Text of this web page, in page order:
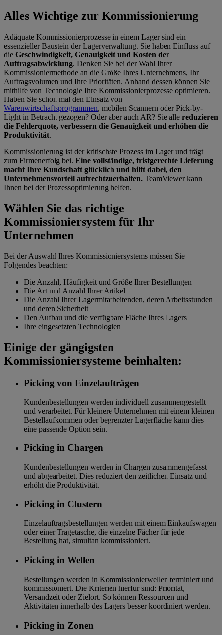
Alles Wichtige zur Kommissionierung
Adäquate Kommissionierprozesse in einem Lager sind ein
essenzieller Baustein der Lagerverwaltung. Sie haben Einfluss auf
die Geschwindigkeit, Genauigkeit und Kosten der
Auftragsabwicklung. Denken Sie bei der Wahl Ihrer
Kommissioniermethode an die Größe Ihres Unternehmens, Ihr
Auftragsvolumen und Ihre Prioritäten. Anhand dessen können Sie
mithilfe von Technologie Ihre Kommissionierprozesse optimieren.
Haben Sie schon mal den Einsatz von
Warenwirtschaftsprogrammen, mobilen Scannern oder Pick-by-
Light in Betracht gezogen? Oder aber auch AR? Sie alle reduzieren
die Fehlerquote, verbessern die Genauigkeit und erhöhen die
Produktivität.
Kommissionierung ist der kritischste Prozess im Lager und trägt
zum Firmenerfolg bei. Eine vollständige, fristgerechte Lieferung
macht Ihre Kundschaft glücklich und hilft dabei, den
Unternehmensvorteil aufrechtzuerhalten. TeamViewer kann
Ihnen bei der Prozessoptimierung helfen.
Wählen Sie das richtige
Kommissioniersystem für Ihr
Unternehmen
Bei der Auswahl Ihres Kommissioniersystems müssen Sie
Folgendes beachten:
Die Anzahl, Häufigkeit und Größe Ihrer Bestellungen
Die Art und Anzahl Ihrer Artikel
Die Anzahl Ihrer Lagermitarbeitenden, deren Arbeitsstunden
und deren Sicherheit
Den Aufbau und die verfügbare Fläche Ihres Lagers
Ihre eingesetzten Technologien
Einige der gängigsten
Kommissioniersysteme beinhalten:
Picking von Einzelaufträgen
Kundenbestellungen werden individuell zusammengestellt
und verarbeitet. Für kleinere Unternehmen mit einem kleinen
Bestellaufkommen oder begrenzter Lagerfläche kann dies
eine passende Option sein.
Picking in Chargen
Kundenbestellungen werden in Chargen zusammengefasst
und abgearbeitet. Dies reduziert den zeitlichen Einsatz und
erhöht die Produktivität.
Picking in Clustern
Einzelauftragsbestellungen werden mit einem Einkaufswagen
oder einer Tragetasche, die einzelne Fächer für jede
Bestellung hat, simultan kommissioniert.
Picking in Wellen
Bestellungen werden in Kommissionierwellen terminiert und
kommissioniert. Die Kriterien hierfür sind: Priorität,
Versandzeit oder Zielort. So können Ressourcen und
Aktivitäten innerhalb des Lagers besser koordiniert werden.
Picking in Zonen